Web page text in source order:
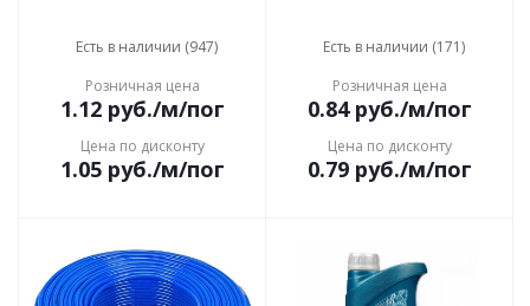
Есть в наличии (947)
Розничная цена
1.12руб./м/пог
Цена по дисконту
1.05руб./м/пог
Есть в наличии (171)
Розничная цена
0.84руб./м/пог
Цена по дисконту
0.79руб./м/пог